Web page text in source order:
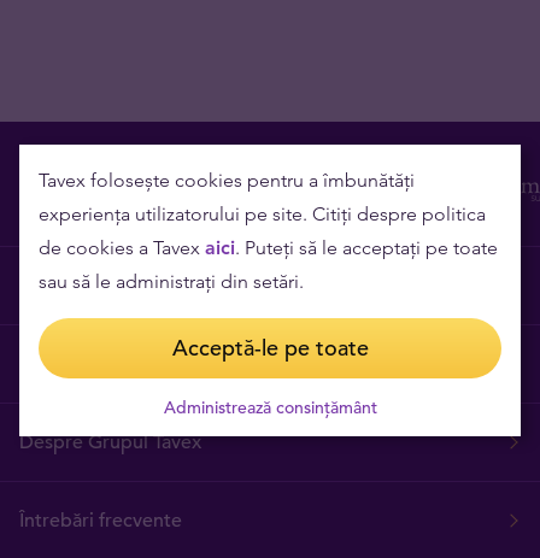
Contact
Cariere
Despre Grupul Tavex
Întrebări frecvente
Tavex folosește cookies pentru a îmbunătăți
experiența utilizatorului pe site. Citiți despre politica
de cookies a Tavex aici. Puteți să le acceptați pe toate
sau să le administrați din setări.
Acceptă-le pe toate
Administrează consințământ